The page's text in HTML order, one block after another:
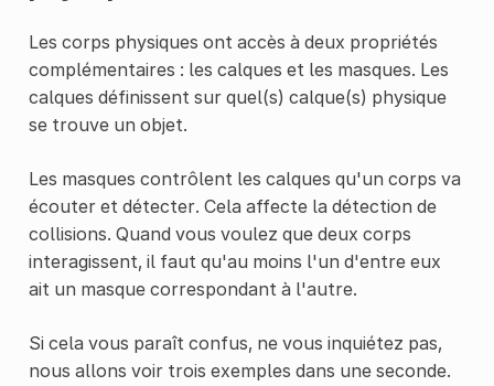
Les corps physiques ont accès à deux propriétés
complémentaires : les calques et les masques. Les
calques définissent sur quel(s) calque(s) physique
se trouve un objet.
Les masques contrôlent les calques qu'un corps va
écouter et détecter. Cela affecte la détection de
collisions. Quand vous voulez que deux corps
interagissent, il faut qu'au moins l'un d'entre eux
ait un masque correspondant à l'autre.
Si cela vous paraît confus, ne vous inquiétez pas,
nous allons voir trois exemples dans une seconde.